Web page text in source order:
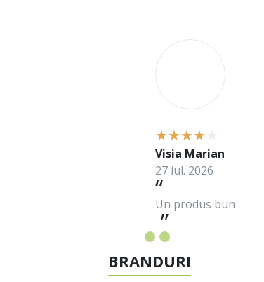
Un produs bun
Visia Marian
27 iul. 2026
BRANDURI